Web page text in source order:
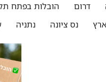
דרום הובלות בפתח
נס ציונה נתניה